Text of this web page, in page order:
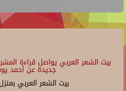
بيت الشعر العربي يواصل قراءة
جديدة عن أحمد
بيت الشعر العربي